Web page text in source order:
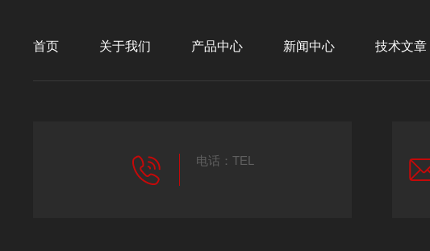
首页 关于我们 产品中心 新闻中心 技术文章
电话：TEL